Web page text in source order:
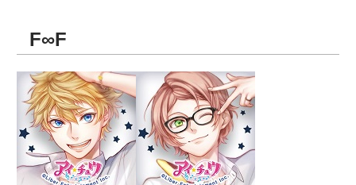
ギャラリー
F∞F